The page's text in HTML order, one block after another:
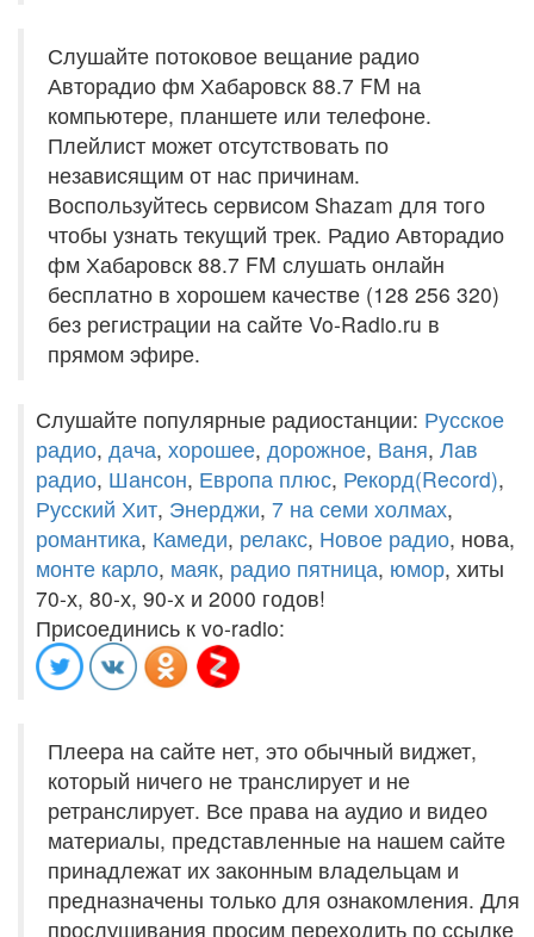
Слушайте потоковое вещание радио
Авторадио фм Хабаровск 88.7 FM на
компьютере, планшете или телефоне.
Плейлист может отсутствовать по
независящим от нас причинам.
Воспользуйтесь сервисом Shazam для того
чтобы узнать текущий трек. Радио Авторадио
фм Хабаровск 88.7 FM слушать онлайн
бесплатно в хорошем качестве (128 256 320)
без регистрации на сайте Vo-Radio.ru в
прямом эфире.
Слушайте популярные радиостанции: Русское
радио, дача, хорошее, дорожное, Ваня, Лав
радио, Шансон, Европа плюс, Рекорд(Record),
Русский Хит, Энерджи, 7 на семи холмах,
романтика, Камеди, релакс, Новое радио, нова,
монте карло, маяк, радио пятница, юмор, хиты
70-х, 80-х, 90-х и 2000 годов!
Присоединись к vo-radio:
Плеера на сайте нет, это обычный виджет,
который ничего не транслирует и не
ретранслирует. Все права на аудио и видео
материалы, представленные на нашем сайте
принадлежат их законным владельцам и
предназначены только для ознакомления. Для
прослушивания просим переходить по ссылке